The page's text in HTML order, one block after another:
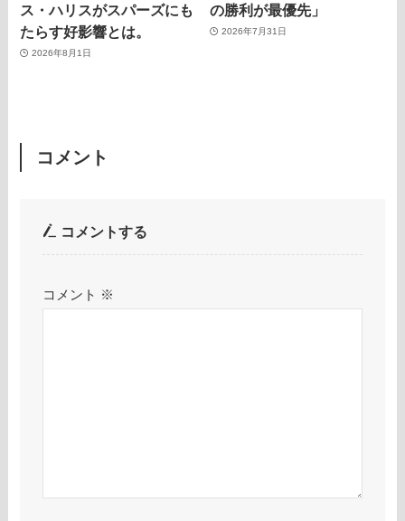
ス・ハリスがスパーズにも
たらす好影響とは。
2026年8月1日
の勝利が最優先」
2026年7月31日
コメント
コメントする
コメント ※